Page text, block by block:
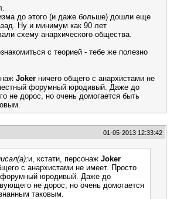
до этого (и даже больше) дошли еще
Ну и минимум как 90 лет
схему анархического общества.
с теорией - тебе же полезно
Joker ничего общего с анархистами не
форумный юродивый. Даже до
не дорос, но очень домогается быть
01-05-2013 12:33:42
и, кстати, персонаж Joker
с анархистами не имеет. Просто
юродивый. Даже до
не дорос, но очень домогается
таковым.